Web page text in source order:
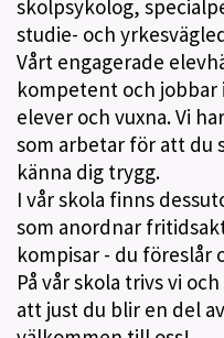
skolpsykolog,
studie- och
Vårt engagerade
kompetent och jobbar
elever och vuxna. Vi
som arbetar för att du
känna dig trygg.
I vår skola finns
som anordnar
kompisar - du föreslår
På vår skola trivs vi
att just du blir en del